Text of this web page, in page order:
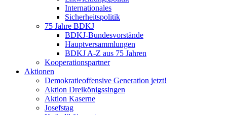
Internationales
Sicherheitspolitik
75 Jahre BDKJ
BDKJ-Bundesvorstände
Hauptversammlungen
BDKJ A-Z aus 75 Jahren
Kooperationspartner
Aktionen
Demokratieoffensive Generation jetzt!
Aktion Dreikönigssingen
Aktion Kaserne
Josefstag